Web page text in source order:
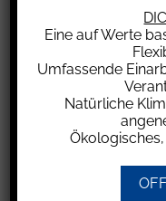
den Nachweis des
Sturm, muss er
zum Zeitpunkt der
Sturm mit der
geherrscht hat.
ob die geltend
grundsätzlich
Eine auf Werte
Umfassende
Natürliche